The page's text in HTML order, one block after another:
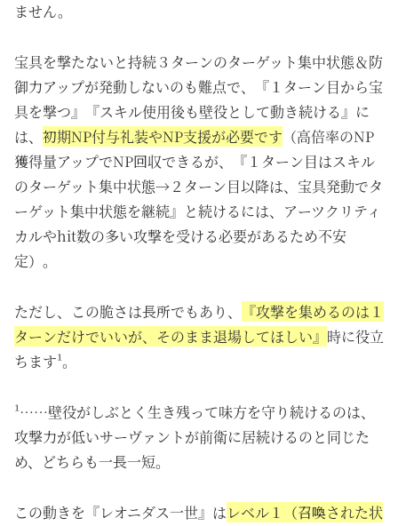
ません。
宝具を撃たないと持続３ターンのターゲット集中状態＆防
御力アップが発動しないのも難点で、『１ターン目から宝
具を撃つ』『スキル使用後も壁役として動き続ける』に
は、 初期NP付与礼装やNP支援が必要です （高倍率のNP
獲得量アップでNP回収できるが、『１ターン目はスキル
のターゲット集中状態→２ターン目以降は、宝具発動でタ
ーゲット集中状態を継続』と続けるには、アーツクリティ
カルやhit数の多い攻撃を受ける必要があるため不安
定）。
ただし、この脆さは長所でもあり、
『攻撃を集めるのは１
ターンだけでいいが、そのまま退場してほしい』 時に役立
ちます¹。
¹……壁役がしぶとく生き残って味方を守り続けるのは、
攻撃力が低いサーヴァントが前衛に居続けるのと同じた
め、どちらも一長一短。
この動きを『レオニダス一世』はレベル１（召喚された状